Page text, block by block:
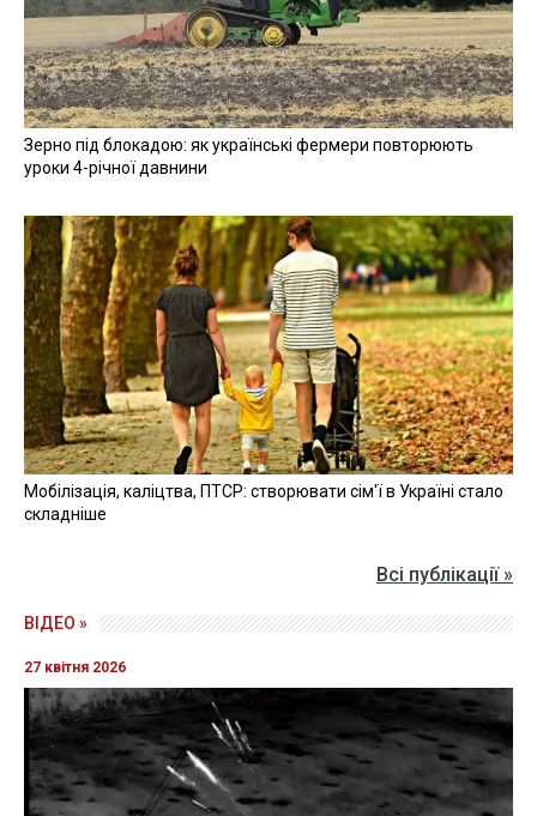
Зерно під блокадою: як українські фермери повторюють
уроки 4-річної давнини
Мобілізація, каліцтва, ПТСР: створювати сім'ї в Україні стало
складніше
Всі публікації »
ВІДЕО »
27 квітня 2026